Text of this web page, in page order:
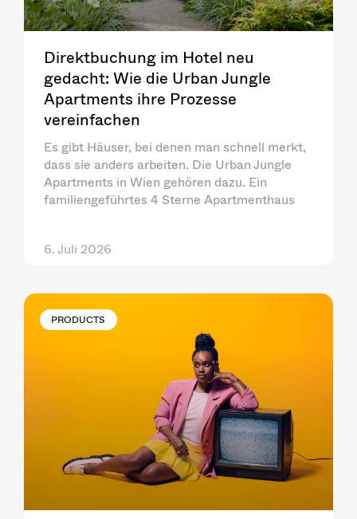
Direktbuchung im Hotel neu
gedacht: Wie die Urban Jungle
Apartments ihre Prozesse
vereinfachen
Es gibt Häuser, bei denen man schnell merkt,
dass sie anders arbeiten. Die Urban Jungle
Apartments in Wien gehören dazu. Ein
familiengeführtes 4 Sterne Apartmenthaus
6. Juli 2026
PRODUCTS